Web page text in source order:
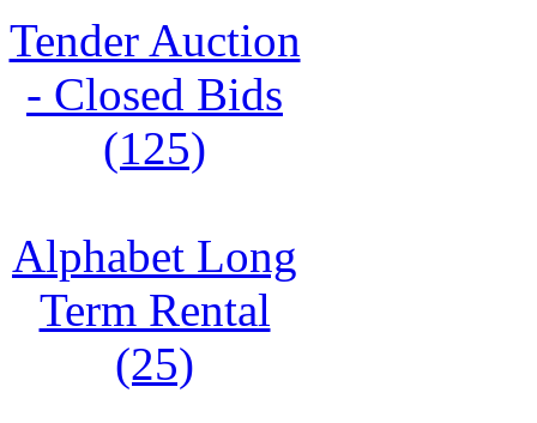
Tender Auction
- Closed Bids
(125)
Alphabet Long
Term Rental
(25)